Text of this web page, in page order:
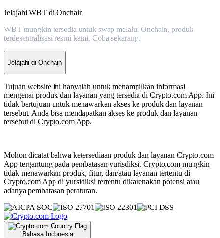
Jelajahi WBT di Onchain
WBT mungkin tersedia untuk swap melalui Onchain, produk
terdesentralisasi resmi kami. Coba sekarang.
Jelajahi di Onchain
Tujuan website ini hanyalah untuk menampilkan informasi
mengenai produk dan layanan yang tersedia di Crypto.com App. Ini
tidak bertujuan untuk menawarkan akses ke produk dan layanan
tersebut. Anda bisa mendapatkan akses ke produk dan layanan
tersebut di Crypto.com App.
Mohon dicatat bahwa ketersediaan produk dan layanan Crypto.com
App tergantung pada pembatasan yurisdiksi. Crypto.com mungkin
tidak menawarkan produk, fitur, dan/atau layanan tertentu di
Crypto.com App di yursidiksi tertentu dikarenakan potensi atau
adanya pembatasan peraturan.
Bahasa Indonesia